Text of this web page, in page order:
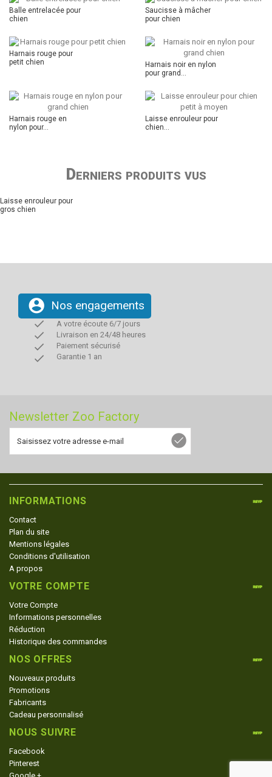
Balle entrelacée pour
chien
Saucisse à mâcher
pour chien
Harnais rouge pour
petit chien
Harnais noir en nylon
pour grand...
Harnais rouge en
nylon pour...
Laisse enrouleur pour
chien...
Derniers produits vus
Laisse enrouleur pour
gros chien
account_circle Nos engagements
done A votre écoute 6/7 jours
done Livraison en 24/48 heures
done Paiement sécurisé
done Garantie 1 an
Newsletter Zoo Factory
INFORMATIONS
Contact
Plan du site
Mentions légales
Conditions d'utilisation
A propos
VOTRE COMPTE
Votre Compte
Informations personnelles
Réduction
Historique des commandes
NOS OFFRES
Nouveaux produits
Promotions
Fabricants
Cadeau personnalisé
NOUS SUIVRE
Facebook
Pinterest